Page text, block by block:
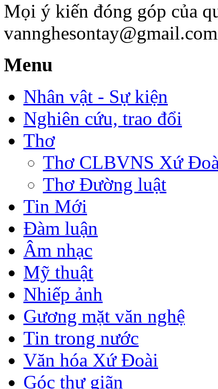
Mọi ý kiến đóng góp của
Menu
Nhân vật - Sự kiện
Nghiên cứu, trao đổi
Thơ
Thơ CLBVNS Xứ
Thơ Đường luật
Tin Mới
Đàm luận
Âm nhạc
Mỹ thuật
Nhiếp ảnh
Gương mặt văn nghệ
Tin trong nước
Văn hóa Xứ Đoài
Góc thư giãn